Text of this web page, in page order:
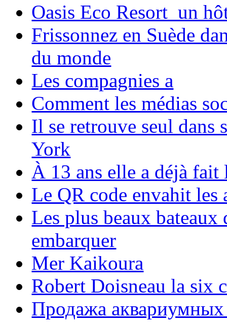
Oasis Eco Resort un
Frissonnez en Suède
du monde
Les compagnies a
Comment les médias
Il se retrouve seul dans
York
À 13 ans elle a déjà
Le QR code envahit les
Les plus beaux bateaux
embarquer
Mer Kaikoura
Robert Doisneau la six
Продажа аквариумных